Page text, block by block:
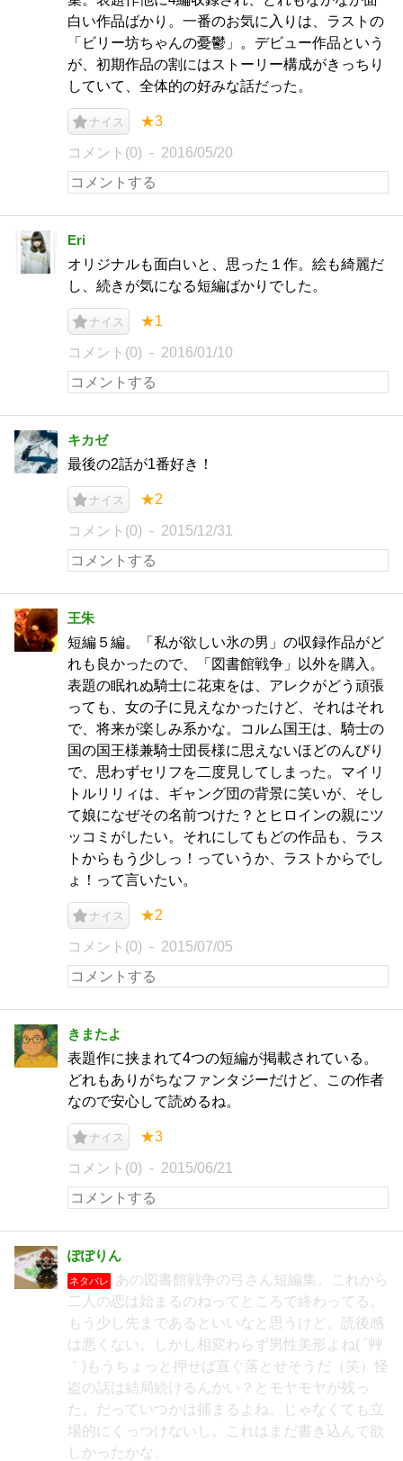
白い作品ばかり。一番のお気に入りは、ラストの
「ビリー坊ちゃんの憂鬱」。デビュー作品という
が、初期作品の割にはストーリー構成がきっちり
していて、全体的の好みな話だった。
ナイス ★3
コメント(0) 2016/05/20
Eri
オリジナルも面白いと、思った１作。絵も綺麗だ
し、続きが気になる短編ばかりでした。
ナイス ★1
コメント(0) 2016/01/10
キカゼ
最後の2話が1番好き！
ナイス ★2
コメント(0) 2015/12/31
王朱
短編５編。「私が欲しい氷の男」の収録作品がど
れも良かったので、「図書館戦争」以外を購入。
表題の眠れぬ騎士に花束をは、アレクがどう頑張
っても、女の子に見えなかったけど、それはそれ
で、将来が楽しみ系かな。コルム国王は、騎士の
国の国王様兼騎士団長様に思えないほどのんびり
で、思わずセリフを二度見してしまった。マイリ
トルリリィは、ギャング団の背景に笑いが、そし
て娘になぜその名前つけた？とヒロインの親にツ
ッコミがしたい。それにしてもどの作品も、ラス
トからもう少しっ！っていうか、ラストからでし
ょ！って言いたい。
ナイス ★2
コメント(0) 2015/07/05
きまたよ
表題作に挟まれて4つの短編が掲載されている。
どれもありがちなファンタジーだけど、この作者
なので安心して読めるね。
ナイス ★3
コメント(0) 2015/06/21
ぽぽりん
ネタバレ
あの図書館戦争の弓さん短編集。これから
二人の恋は始まるのねってところで終わってる。
もう少し先まであるといいなと思うけど、読後感
は悪くない。しかし相変わらず男性美形よね( ´艸
｀)もうちょっと押せば直ぐ落とせそうだ（笑）怪
盗の話は結局続けるんかい？とモヤモヤが残っ
た。だっていつかは捕まるよね。じゃなくても立
場的にくっつけないし。これはまだ書き込んで欲
しかったかな。